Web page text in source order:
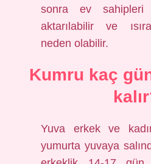
sonra ev sahipleri
aktarılabilir ve
neden olabilir.
Kumru kaç
Yuva erkek ve
yumurta yuvaya